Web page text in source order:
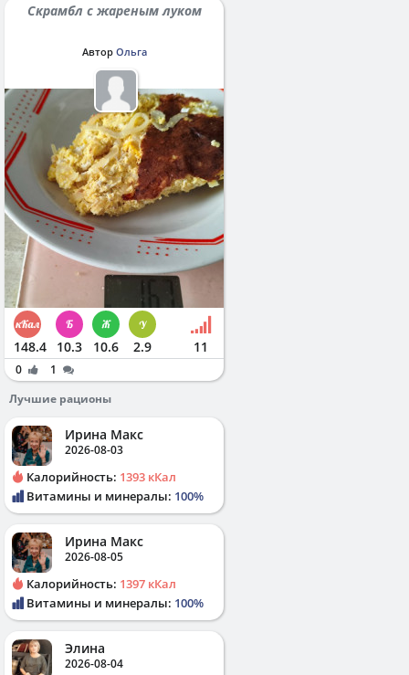
Скрамбл с жареным луком
Автор Ольга
148.4 10.3 10.6 2.9 11
0
1
Лучшие рационы
Ирина Макс
2026-08-03
Калорийность: 1393 кКал
Витамины и минералы: 100%
Ирина Макс
2026-08-05
Калорийность: 1397 кКал
Витамины и минералы: 100%
Элина
2026-08-04